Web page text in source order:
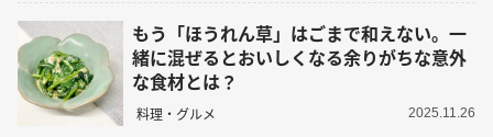
もう「ほうれん草」はごまで和えない。一
緒に混ぜるとおいしくなる余りがちな意外
な食材とは？
料理・グルメ 2025.11.26